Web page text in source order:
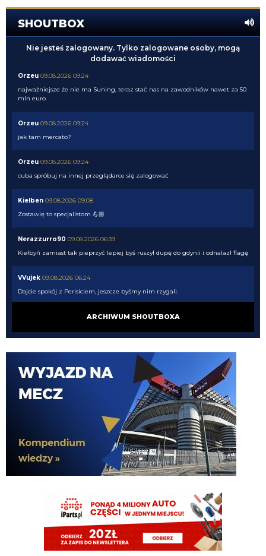
SHOUTBOX
Nie jesteś zalogowany. Tylko zalogowane osoby, mogą
dodawać wiadomości
Orzeu 09.08.2026 09:24
najważniejsze że nie ma Suning, teraz stać nas na zawodników nawet za 50
mln euro
Orzeu 09.08.2026 09:24
jak tam mercato?
Orzeu 09.08.2026 09:24
cuba spróbuj na innej przeglądarce się zalogować
Kielben 09.08.2026 09:08
Zostawię to specjalistom 💪🏼
Nerazzurro90 09.08.2026 06:39
Kiełbyń zamiast tak pieprzyć lepiej byś ruszył dupę do gdynii i odnalazł flagę
VVujek 09.08.2026 06:24
Dajcie spokój z Perisiciem, jeszcze byśmy nim rzygali.
09.08.2026 01:00
pewnie PSV go nie puści jak im rogi robotę 😁
Kielben
09.08.2026 00:59
Swoje by jeszcze zrobił u nas 😉
Claudio
08.08.2026 22:00
37 latek najlepszy na boisku....
Claudio 08.08.2026 22:00
https://www.flashscore.pl/mecz/pilka-nozna/psv-M9UEHJWi/sittard-
YH8HX5iP/szczegoly/sklady/?mid=UHdsRvC7
08.08.2026 21:34
Chłop ma 37 lat jedyne co może urwać to nife albo ahillesa
ARCHIWUM SHOUTBOXA